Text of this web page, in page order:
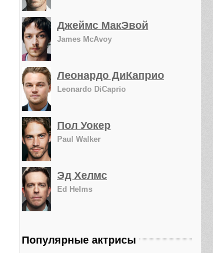
Джеймс МакЭвой
James McAvoy
Леонардо ДиКаприо
Leonardo DiCaprio
Пол Уокер
Paul Walker
Эд Хелмс
Ed Helms
Популярные актрисы